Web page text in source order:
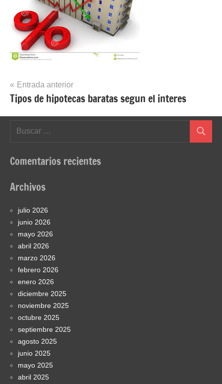
Navegación
de
entradas
Entrada anterior
Tipos de hipotecas baratas segun el interes
Buscar
Comentarios recientes
Archivos
julio 2026
junio 2026
mayo 2026
abril 2026
marzo 2026
febrero 2026
enero 2026
diciembre 2025
noviembre 2025
octubre 2025
septiembre 2025
agosto 2025
junio 2025
mayo 2025
abril 2025